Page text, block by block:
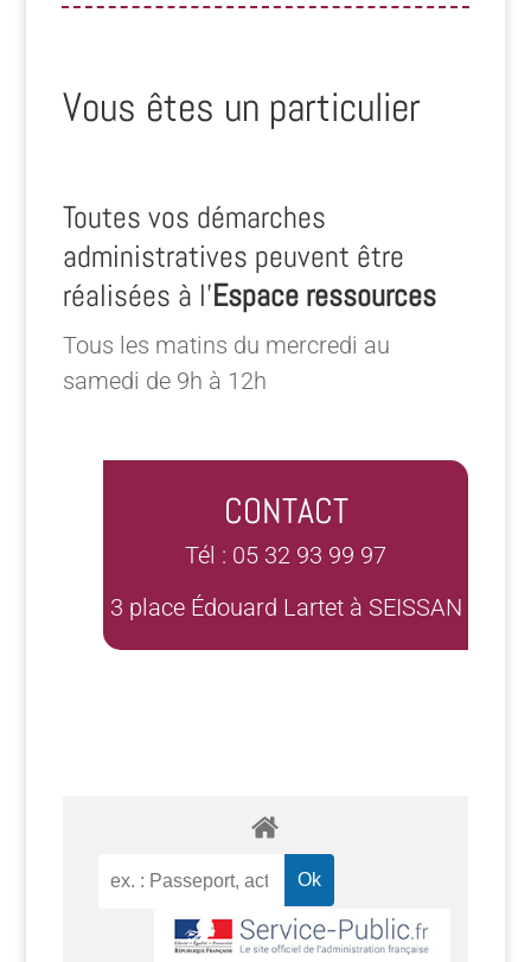
Vous êtes un particulier
Toutes vos démarches
administratives peuvent être
réalisées à l’Espace ressources
Tous les matins du mercredi au
samedi de 9h à 12h
CONTACT
Tél : 05 32 93 99 97
3 place Édouard Lartet à SEISSAN